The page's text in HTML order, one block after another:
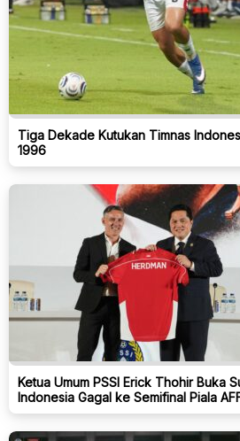
Tiga Dekade Kutukan Timnas
1996
Ketua Umum PSSI Erick Thohir Buka
Indonesia Gagal ke Semifinal Piala